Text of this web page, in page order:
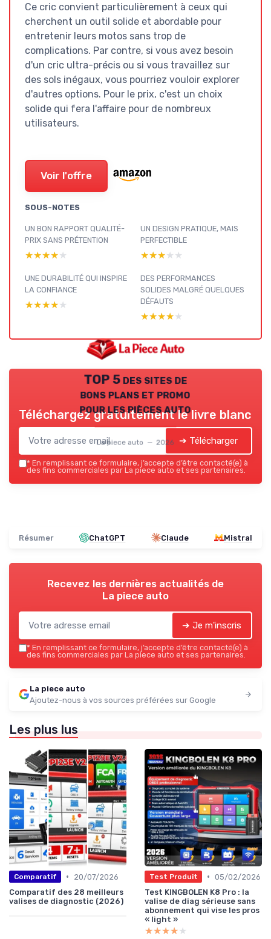
Ce cric convient particulièrement à ceux qui
cherchent un outil solide et abordable pour
entretenir leurs motos sans trop de
complications. Par contre, si vous avez besoin
d'un cric ultra-précis ou si vous travaillez sur
des sols inégaux, vous pourriez vouloir explorer
d'autres options. Pour le prix, c'est un choix
solide qui fera l'affaire pour de nombreux
utilisateurs.
Voir l'offre
SOUS-NOTES
UN BON RAPPORT QUALITÉ-
PRIX SANS PRÉTENTION
★★★★★
★★★★★
UN DESIGN PRATIQUE, MAIS
PERFECTIBLE
★★★★★
★★★★★
UNE DURABILITÉ QUI INSPIRE
LA CONFIANCE
★★★★★
★★★★★
DES PERFORMANCES
SOLIDES MALGRÉ QUELQUES
DÉFAUTS
★★★★★
★★★★★
TOP 5 des sites de
bons plans et promo
pour les pièces auto
La piece auto — 2026
Téléchargez gratuitement le livre blanc
➔ Télécharger
* En remplissant ce formulaire, j’accepte d’être contacté(e) à
des fins commerciales par La piece auto et ses partenaires.
Résumer ChatGPT Claude Mistral
Recevez les dernières actualités de
La piece auto
➔ Je m'inscris
* En remplissant ce formulaire, j’accepte d’être contacté(e) à
des fins commerciales par La piece auto et ses partenaires.
La piece auto
Ajoutez-nous à vos sources préférées sur Google
Les plus lus
Comparatif •
20/07/2026
Comparatif des 28 meilleurs
valises de diagnostic (2026)
Test Produit • 05/02/2026
Test KINGBOLEN K8 Pro : la
valise de diag sérieuse sans
abonnement qui vise les pros
« light »
★★★★★
★★★★★